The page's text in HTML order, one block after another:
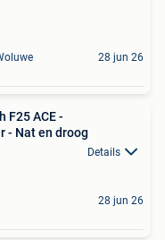
28 jun 26
F25 ACE -
- Nat en droog
Details
28 jun 26